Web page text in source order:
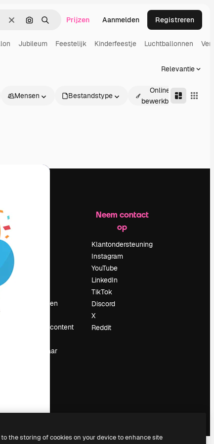
WissenZoeken op afbeelding
ZoekenPrijzen Aanmelden Registreren
Jubileum Feestelijk Kinderfeestje Luchtballonnen
Relevantie
Mensen Bestandstype
Online
bewerkbaar
Evenementen
Verkoop je content
Op zoek naar
Neem contact
op
Klantondersteuning
Instagram
YouTube
LinkedIn
TikTok
Discord
X
Reddit
the storing of cookies on your device to enhance site